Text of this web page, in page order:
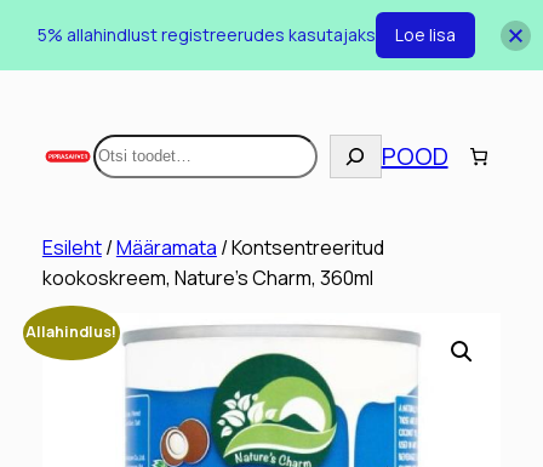
Otsi POOD
Esileht/Määramata / Kontsentreeritud
kookoskreem, Nature’s Charm, 360ml
Allahindlus!
5% allahindlust registreerudes kasutajaks Loe lisa